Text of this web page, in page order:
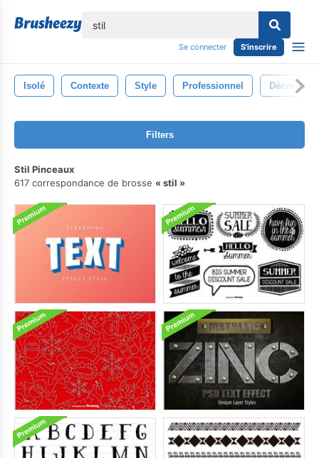
Se connecter S'inscrire
Isolé Contexte Style Professionnel Décoratif
Filters
Stil Pinceaux
617 correspondance de brosse
stil